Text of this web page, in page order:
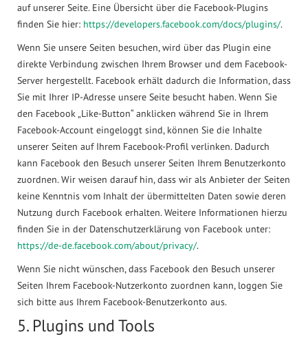
auf unserer Seite. Eine Übersicht über die Facebook-Plugins
finden Sie hier: https://developers.facebook.com/docs/plugins/.
Wenn Sie unsere Seiten besuchen, wird über das Plugin eine
direkte Verbindung zwischen Ihrem Browser und dem Facebook-
Server hergestellt. Facebook erhält dadurch die Information, dass
Sie mit Ihrer IP-Adresse unsere Seite besucht haben. Wenn Sie
den Facebook „Like-Button“ anklicken während Sie in Ihrem
Facebook-Account eingeloggt sind, können Sie die Inhalte
unserer Seiten auf Ihrem Facebook-Profil verlinken. Dadurch
kann Facebook den Besuch unserer Seiten Ihrem Benutzerkonto
zuordnen. Wir weisen darauf hin, dass wir als Anbieter der Seiten
keine Kenntnis vom Inhalt der übermittelten Daten sowie deren
Nutzung durch Facebook erhalten. Weitere Informationen hierzu
finden Sie in der Datenschutzerklärung von Facebook unter:
https://de-de.facebook.com/about/privacy/.
Wenn Sie nicht wünschen, dass Facebook den Besuch unserer
Seiten Ihrem Facebook-Nutzerkonto zuordnen kann, loggen Sie
sich bitte aus Ihrem Facebook-Benutzerkonto aus.
5. Plugins und Tools